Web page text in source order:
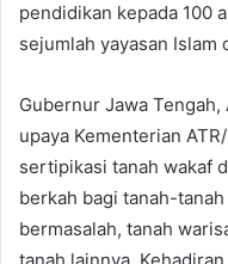
pendidikan kepada 100
sejumlah yayasan Islam
Gubernur Jawa
upaya Kementerian
sertipikasi tanah wakaf
berkah bagi tanah-
bermasalah, tanah